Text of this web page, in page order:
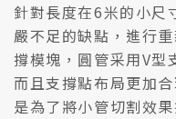
針對長度在6米的小尺
嚴不足的缺點，進行
撐模塊，圓管采用V型
而且支撐點布局更加
是為了將小管切割效